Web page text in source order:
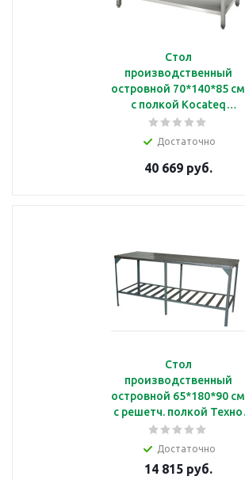
Стол
производственный
островной 70*140*85 см
с полкой Kocateq
SAT147
Достаточно
40 669 руб.
Стол
производственный
островной 65*180*90 см
с решетч. полкой Техно
ТТ СР1800
Достаточно
14 815 руб.